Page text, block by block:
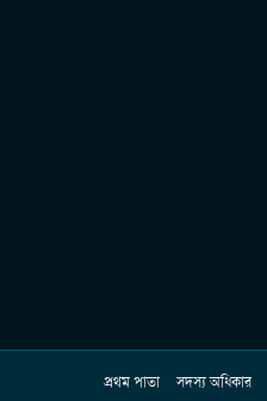
প্রথম পাতা সদস্য অধিকার